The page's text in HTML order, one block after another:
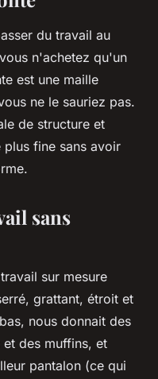
du travail au
n'achetez qu'un
est une maille
ne le sauriez pas.
de structure et
fine sans avoir
sans
sur mesure
grattant, étroit et
nous donnait des
des muffins, et
pantalon (ce qui